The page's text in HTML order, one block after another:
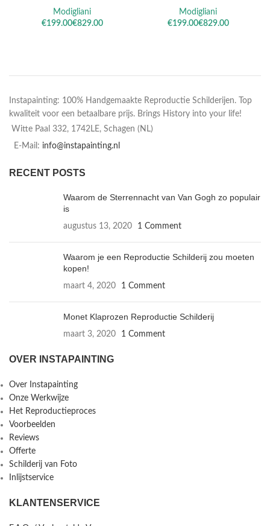
Modigliani
€
€
Modigliani
€
€
Instapainting: 100% Handgemaakte Reproductie Schilderijen. Top
kwaliteit voor een betaalbare prijs. Brings History into your life!
Witte Paal 332, 1742LE, Schagen (NL)
E-Mail: info@instapainting.nl
RECENT POSTS
Waarom de Sterrennacht van Van Gogh zo populair
is
augustus 13, 2020 1 Comment
Waarom je een Reproductie Schilderij zou moeten
kopen!
maart 4, 2020 1 Comment
Monet Klaprozen Reproductie Schilderij
maart 3, 2020 1 Comment
OVER INSTAPAINTING
Over Instapainting
Onze Werkwijze
Het Reproductieproces
Voorbeelden
Reviews
Offerte
Schilderij van Foto
Inlijstservice
KLANTENSERVICE